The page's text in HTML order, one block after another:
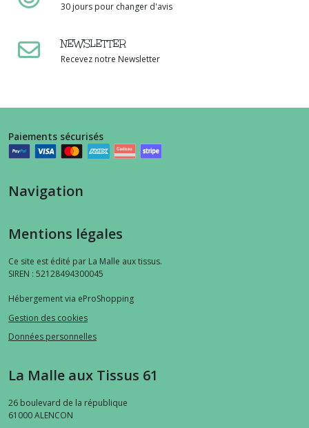
30 jours pour changer d'avis
NEWSLETTER
Recevez notre Newsletter
Paiements sécurisés
Navigation
Mentions légales
Ce site est édité par La Malle aux tissus.
SIREN : 52128494300045
Hébergement via eProShopping
Gestion des cookies
Données personnelles
La Malle aux Tissus 61
26 boulevard de la république
61000ALENCON